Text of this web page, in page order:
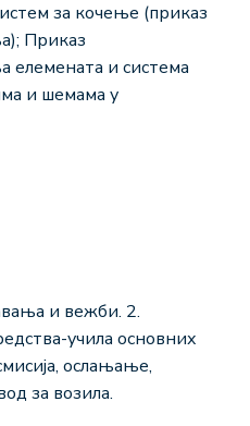
за кочење (приказ
Приказ
елемената и система
и шемама у
и вежби. 2.
учила основних
ослањање,
за возила.